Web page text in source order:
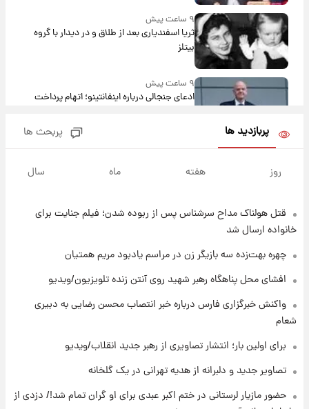
۹ ساعت پیش
ثریا اسفندیاری بعد از طلاق و در دیدار با گروه
بیتلز
۹ ساعت پیش
ادعای جنجالی درباره اینفانتینو؛ اتهام پرداخت
آلزایمر و زوال عقل افزایش می‌یابد؟
۹ ساعت پیش
۱۰ ساعت پیش
مرداد ۱۴۰۵ +جدول
۱۰ ساعت پیش
با قدرتمندترین و بادوام ترین تانک جهان آشنا
شوید+ فیلم
پربازدید ها پربحث ها
روز هفته ماه سال
قتل هولناک مداح سرشناس پس از ربوده شدن؛ فیلم جنایت برای
خانواده ارسال شد
چهره بهت‌زده سه بازیگر زن در مراسم یادبود مریم همتیان
افشای محل پناهگاه‌ رهبر شهید روی آنتن زنده تلویزیون/ویدیو
واکنش خبرگزاری فارس درباره خبر انتصاب محسن رضایی به دبیری
شعام
برای اولین بار؛ انتشار تصاویری از رهبر جدید انقلاب/ویدیو
تصاویر جدید و دلبرانه از هدیه تهرانی در یک گلخانه
حضور مازیار لرستانی در ختم اکبر عبدی برای او گران تمام شد!/ دزدی از